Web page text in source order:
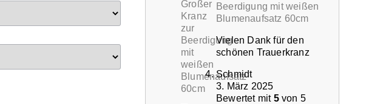
Beerdigung mit weißen
Blumenaufsatz 60cm
Vielen Dank für den
schönen Trauerkranz
Schmidt
3. März 2025
Bewertet mit 5von 5